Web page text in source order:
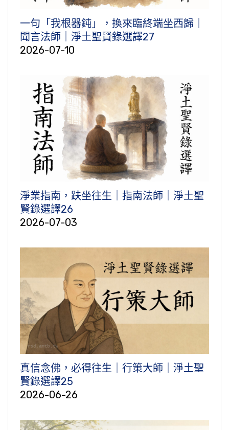
一句「我根器鈍」，換來臨終端坐西歸｜
聞言法師｜淨土聖賢錄選譯27
2026-07-10
淨業指南，趺坐往生｜指南法師｜淨土聖
賢錄選譯26
2026-07-03
真信念佛，必得往生｜行策大師｜淨土聖
賢錄選譯25
2026-06-26